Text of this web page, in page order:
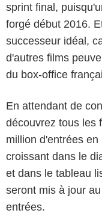
sprint final,
forgé début 2016.
successeur idéal,
d'autres films
du box-office
En attendant de
découvrez tous les
million d'entrées
croissant dans le
et dans le tableau
seront mis à jour
entrées.